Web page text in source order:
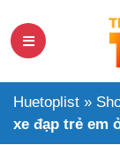
Huetoplist »
xe đạp trẻ em